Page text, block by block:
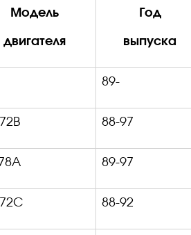
Модель
двигателя
Год
выпуска
89-
88-97
89-97
88-92